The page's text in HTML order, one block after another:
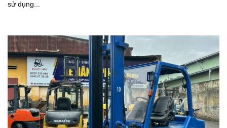
sử dụng...